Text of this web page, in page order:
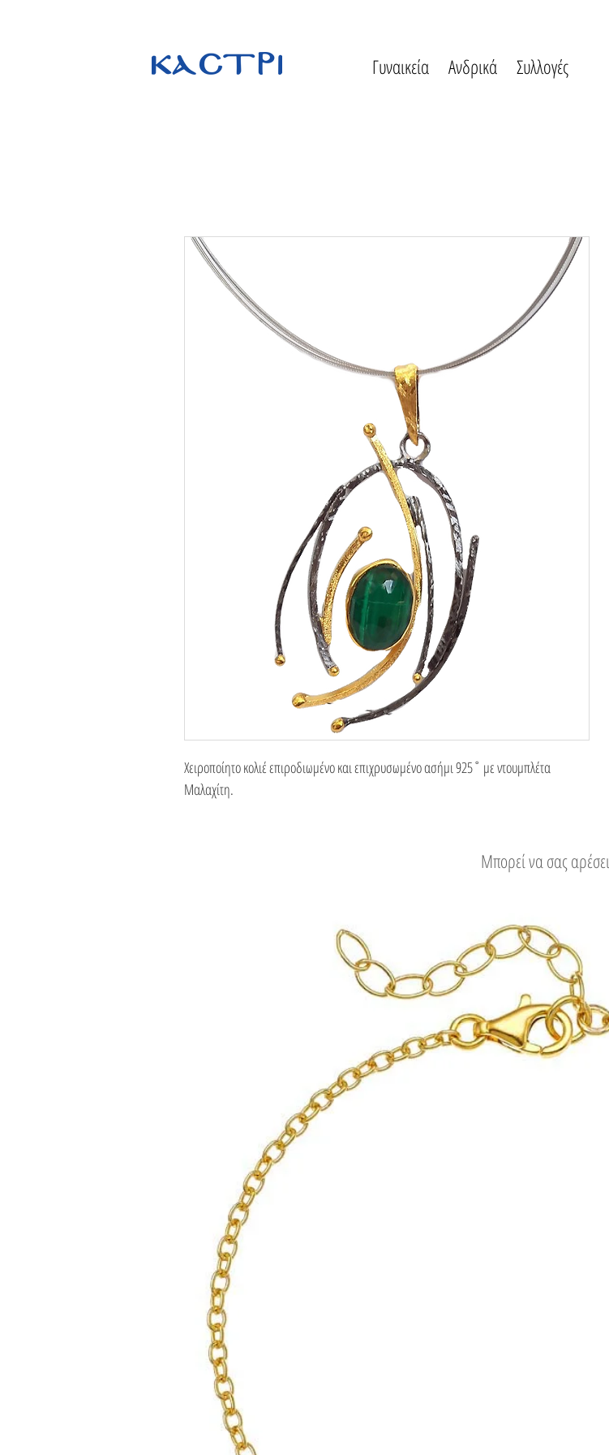
Γυναικεία Ανδρικά Συλλογές
Χειροποίητο κολιέ επιροδιωμένο και επιχρυσωμένο ασήμι 925˚ με ντουμπλέτα
Μαλαχίτη.
Μπορεί να σας αρέσει